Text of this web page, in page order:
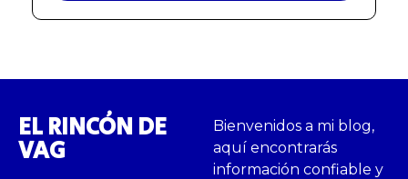
EL RINCÓN DE
VAG
Bienvenidos a mi blog,
aquí encontrarás
información confiable y